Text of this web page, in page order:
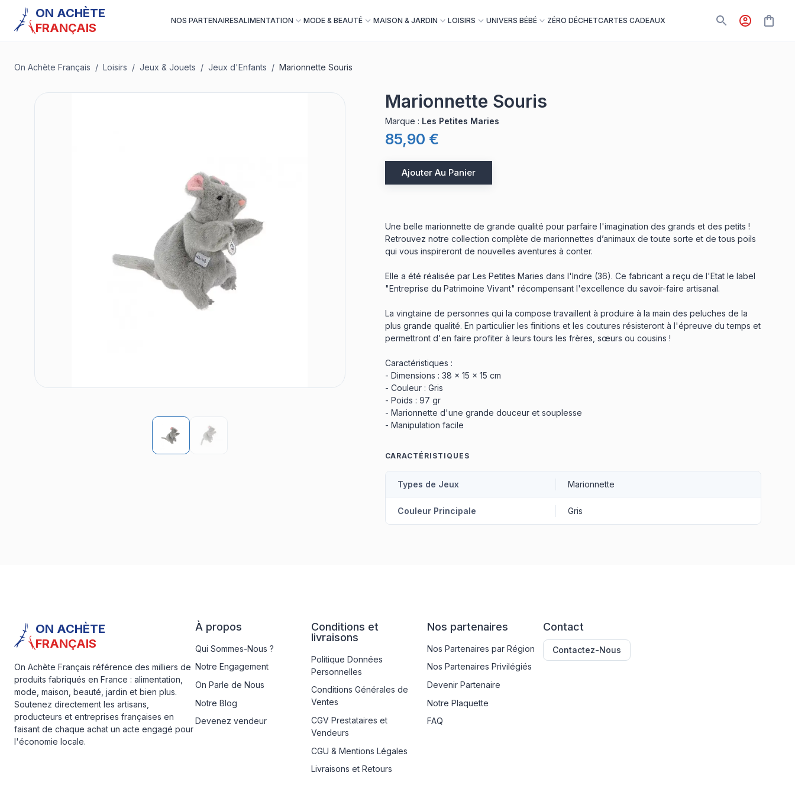
ON ACHÈTE
FRANÇAIS
NOS PARTENAIRESALIMENTATION MODE & BEAUTÉ MAISON & JARDIN LOISIRS UNIVERS BÉBÉ ZÉRO DÉCHETCARTES CADEAUX
On Achète Français / Loisirs / Jeux & Jouets / Jeux d'Enfants / Marionnette Souris
Marionnette Souris
Marque : Les Petites Maries
85,90 €
Ajouter Au Panier
Une belle marionnette de grande qualité pour parfaire l'imagination des grands et des petits !
Retrouvez notre collection complète de marionnettes d’animaux de toute sorte et de tous poils
qui vous inspireront de nouvelles aventures à conter.
Elle a été réalisée par Les Petites Maries dans l'Indre (36). Ce fabricant a reçu de l'Etat le label
"Entreprise du Patrimoine Vivant" récompensant l'excellence du savoir-faire artisanal.
La vingtaine de personnes qui la compose travaillent à produire à la main des peluches de la
plus grande qualité. En particulier les finitions et les coutures résisteront à l'épreuve du temps et
permettront d'en faire profiter à leurs tours les frères, sœurs ou cousins !
Caractéristiques :
- Dimensions : 38 x 15 x 15 cm
- Couleur : Gris
- Poids : 97 gr
- Marionnette d'une grande douceur et souplesse
- Manipulation facile
CARACTÉRISTIQUES
Types de Jeux Marionnette
Couleur Principale Gris
ON ACHÈTE
FRANÇAIS
On Achète Français référence des milliers de
produits fabriqués en France : alimentation,
mode, maison, beauté, jardin et bien plus.
Soutenez directement les artisans,
producteurs et entreprises françaises en
faisant de chaque achat un acte engagé pour
l'économie locale.
À propos
Qui Sommes-Nous ?
Notre Engagement
On Parle de Nous
Notre Blog
Devenez vendeur
Conditions et
livraisons
Politique Données
Personnelles
Conditions Générales de
Ventes
CGV Prestataires et
Vendeurs
CGU & Mentions Légales
Livraisons et Retours
Nos partenaires
Nos Partenaires par Région
Nos Partenaires Privilégiés
Devenir Partenaire
Notre Plaquette
FAQ
Contact
Contactez-Nous